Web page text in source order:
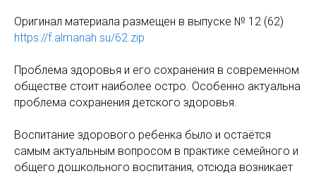
Оригинaл материала размещен в выпуске № 12 (62)
https://f.almanah.su/62.zip
Проблема здоровья и его сохранения в современном
обществе стоит наиболее остро. Особенно актуальна
проблема сохранения детского здоровья.
Воспитание здорового ребенка было и остаётся
самым актуальным вопросом в практике семейного и
общего дошкольного воспитания, отсюда возникает